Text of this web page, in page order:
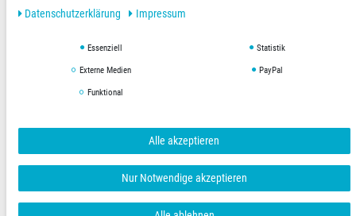
Datenschutzerklärung Impressum
Copyright © 2019 Hygienical. Alle Rechte vorbehalten.
Daten­schutz­erklärung
Impressum
Essenziell Statistik
Externe Medien PayPal
Funktional
Alle akzeptieren
Nur Notwendige akzeptieren